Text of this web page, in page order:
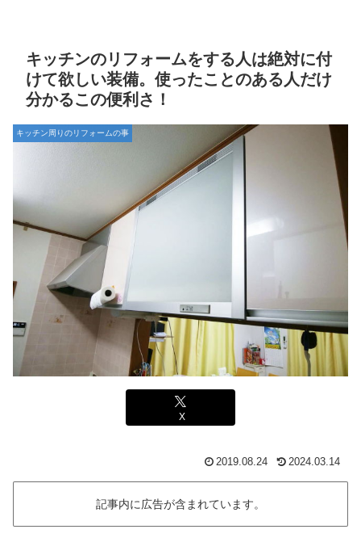
キッチンのリフォームをする人は絶対に付
けて欲しい装備。使ったことのある人だけ
分かるこの便利さ！
キッチン周りのリフォームの事
X
2019.08.24 2024.03.14
記事内に広告が含まれています。